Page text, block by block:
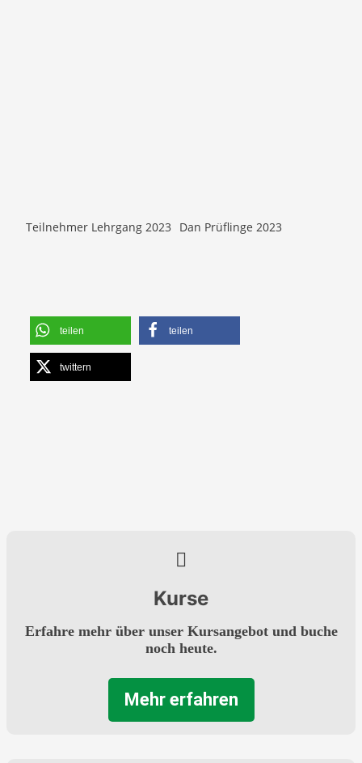
Teilnehmer Lehrgang 2023 Dan Prüflinge 2023
teilen teilen
twittern
Kurse
Erfahre mehr über unser Kursangebot und buche
noch heute.
Mehr erfahren